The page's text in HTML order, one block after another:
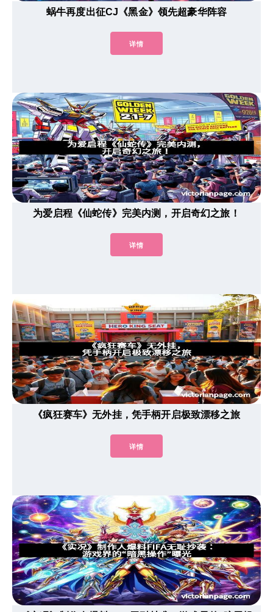
蜗牛再度出征CJ《黑金》领先超豪华阵容
详情
为爱启程《仙蛇传》完美内测，开启奇幻之旅！
详情
《疯狂赛车》无外挂，凭手柄开启极致漂移之旅
详情